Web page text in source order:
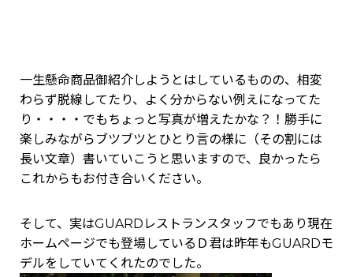
一生懸命商品御紹介しようとはしているものの、相変
わらず脱線してたり、よく分からない例えになってた
り・・・・でもちょっと写真が増えたかな？！勝手に
楽しみながらブツブツとひとり言の様に（その割には
長い文章）書いていこうと思いますので、良かったら
これからもお付き合いください。
そして、実はGUARDレストランスタッフでもあり現在
ホームページでも登場しているＤ君は昨年もGUARDモ
デルをしていてくれたのでした。